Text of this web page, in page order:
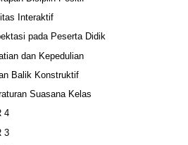
Interaktif
pada Peserta Didik
dan Kepedulian
Balik Konstruktif
Suasana Kelas
4
3